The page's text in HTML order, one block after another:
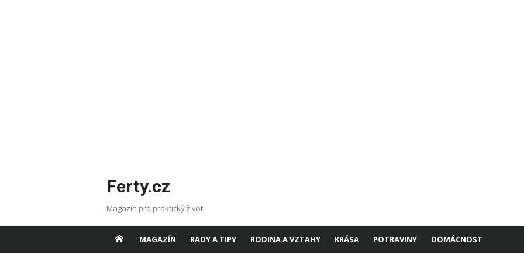
Ferty.cz
Magazín pro praktický život
MAGAZÍN RADY A TIPY RODINA A VZTAHY KRÁSA POTRAVINY DOMÁCNOST